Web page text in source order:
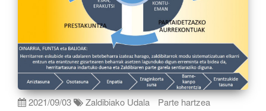
2021/09/03 Zaldibiako Udala
Parte hartzea